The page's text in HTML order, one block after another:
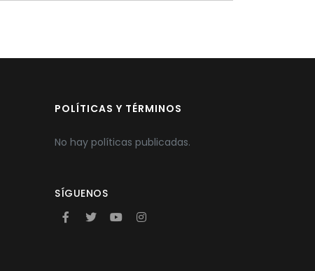
POLÍTICAS Y TÉRMINOS
No hay políticas publicadas.
SÍGUENOS